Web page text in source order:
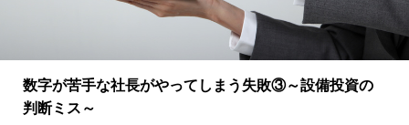
数字が苦手な社長がやってしまう失敗③～設備投資の
判断ミス～